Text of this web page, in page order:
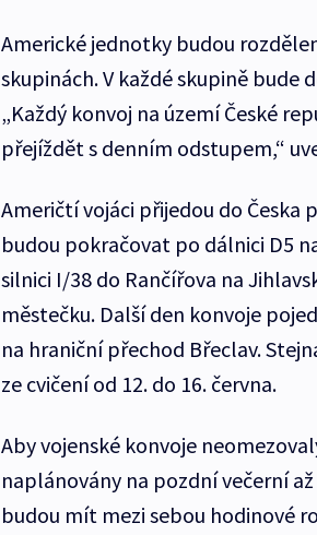
Americké jednotky budou
skupinách. V každé skupině bude
„Každý konvoj na území České
přejíždět s denním odstupem,“
Američtí vojáci přijedou do Česka
budou pokračovat po dálnici D5
silnici I/38 do Rančířova na
městečku. Další den konvoje
na hraniční přechod Břeclav.
ze cvičení od 12. do 16. června.
Aby vojenské konvoje
naplánovány na pozdní večerní
budou mít mezi sebou hodinové